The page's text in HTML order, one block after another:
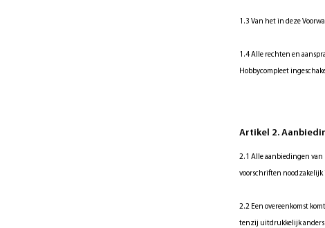
1.3 Van het in deze
1.4 Alle rechten en
Hobbycompleet
Artikel 2.
2.1 Alle aanbiedingen
voorschriften noodzakelijk
2.2 Een overeenkomst
tenzij uitdrukkelijk anders